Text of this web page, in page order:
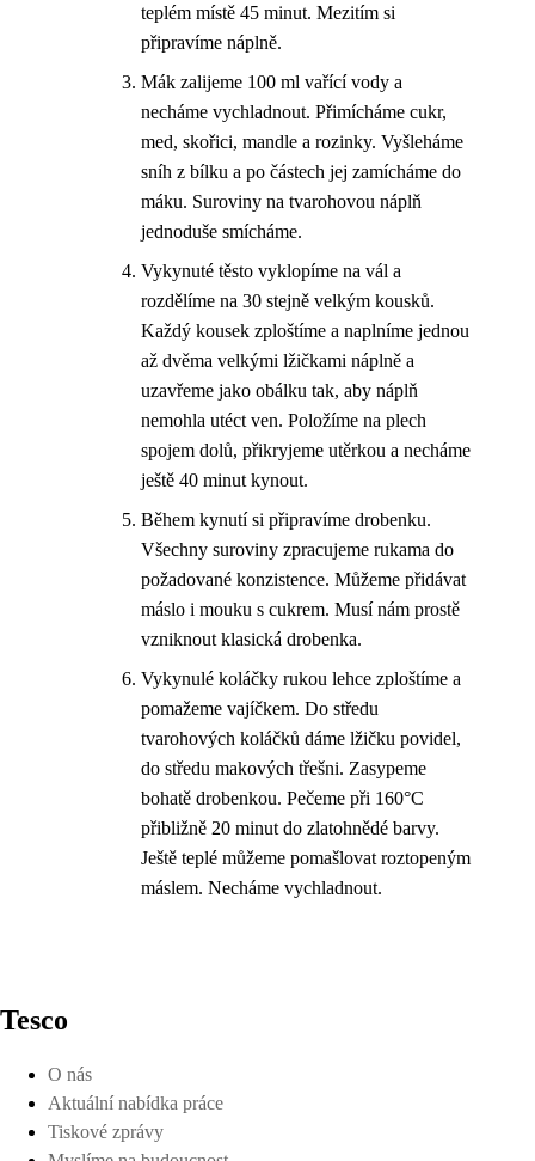
teplém místě 45 minut. Mezitím si
připravíme náplně.
Mák zalijeme 100 ml vařící vody a
necháme vychladnout. Přimícháme cukr,
med, skořici, mandle a rozinky. Vyšleháme
sníh z bílku a po částech jej zamícháme do
máku. Suroviny na tvarohovou náplň
jednoduše smícháme.
Vykynuté těsto vyklopíme na vál a
rozdělíme na 30 stejně velkým kousků.
Každý kousek zploštíme a naplníme jednou
až dvěma velkými lžičkami náplně a
uzavřeme jako obálku tak, aby náplň
nemohla utéct ven. Položíme na plech
spojem dolů, přikryjeme utěrkou a necháme
ještě 40 minut kynout.
Během kynutí si připravíme drobenku.
Všechny suroviny zpracujeme rukama do
požadované konzistence. Můžeme přidávat
máslo i mouku s cukrem. Musí nám prostě
vzniknout klasická drobenka.
Vykynulé koláčky rukou lehce zploštíme a
pomažeme vajíčkem. Do středu
tvarohových koláčků dáme lžičku povidel,
do středu makových třešni. Zasypeme
bohatě drobenkou. Pečeme při 160°C
přibližně 20 minut do zlatohnědé barvy.
Ještě teplé můžeme pomašlovat roztopeným
máslem. Necháme vychladnout.
Tesco
O nás
Aktuální nabídka práce
Tiskové zprávy